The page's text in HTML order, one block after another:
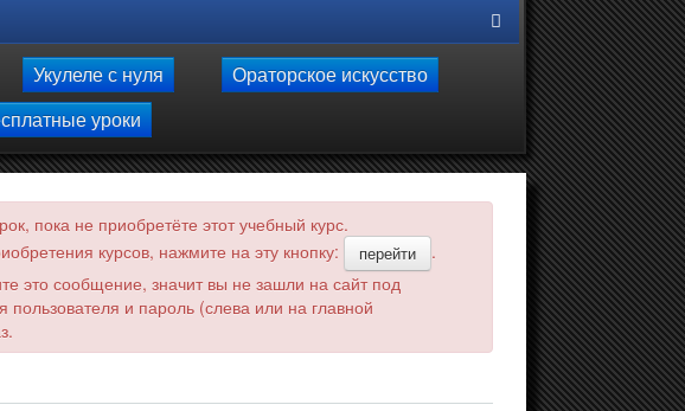
Укулеле с нуля
Ораторское искусство
уроки
пока не приобретёте этот учебный курс.
курсов, нажмите на эту кнопку:
перейти
.
это сообщение, значит вы не зашли на сайт под
и пароль (слева или на главной